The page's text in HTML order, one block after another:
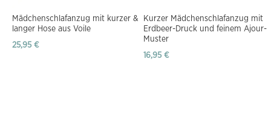
Mädchenschlafanzug mit kurzer &
langer Hose aus Voile
25,95 €
Kurzer Mädchenschlafanzug mit
Erdbeer-Druck und feinem Ajour-
Muster
16,95 €